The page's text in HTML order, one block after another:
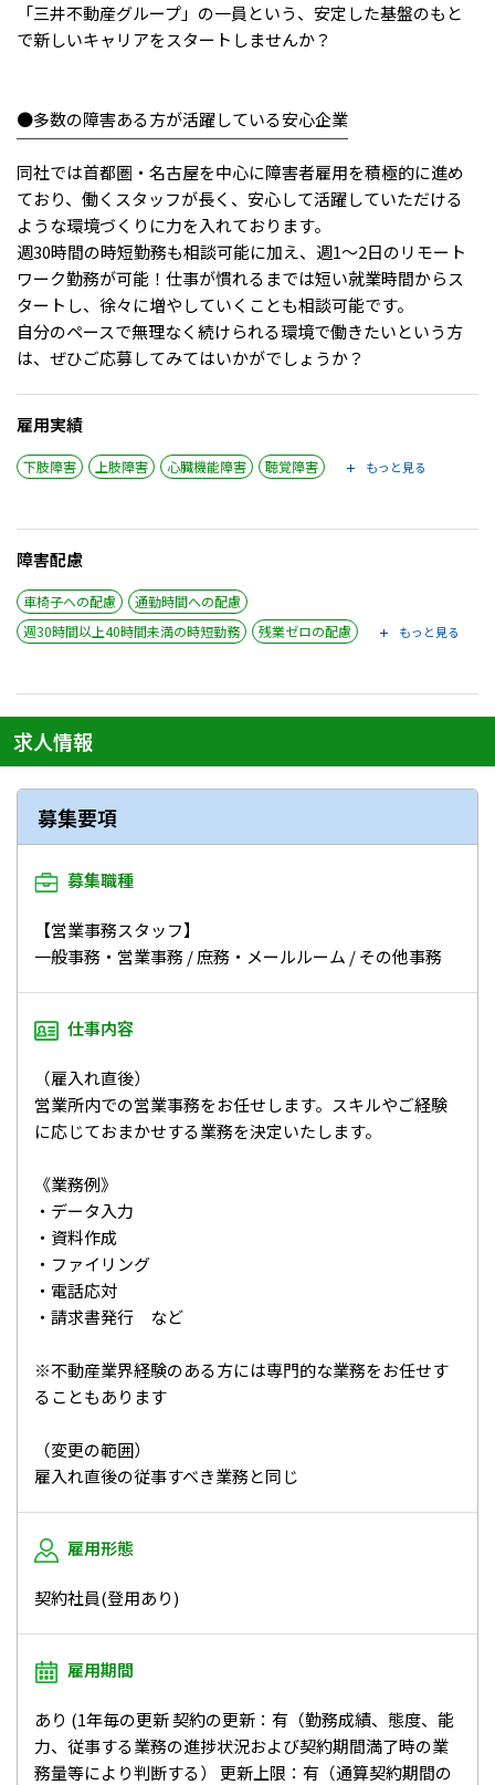
「三井不動産グループ」の一員という、安定した基盤のもと
で新しいキャリアをスタートしませんか？
●多数の障害ある方が活躍している安心企業
￣￣￣￣￣￣￣￣￣￣￣￣￣￣￣￣￣￣￣￣
同社では首都圏・名古屋を中心に障害者雇用を積極的に進め
ており、働くスタッフが長く、安心して活躍していただける
ような環境づくりに力を入れております。
週30時間の時短勤務も相談可能に加え、週1～2日のリモート
ワーク勤務が可能！仕事が慣れるまでは短い就業時間からス
タートし、徐々に増やしていくことも相談可能です。
自分のペースで無理なく続けられる環境で働きたいという方
は、ぜひご応募してみてはいかがでしょうか？
雇用実績
下肢障害 上肢障害 心臓機能障害 聴覚障害 もっと見る
障害配慮
車椅子への配慮
通勤時間への配慮
週30時間以上40時間未満の時短勤務
残業ゼロの配慮 もっと見る
求人情報
募集要項
募集職種
【営業事務スタッフ】
一般事務・営業事務 / 庶務・メールルーム / その他事務
仕事内容
（雇入れ直後）
営業所内での営業事務をお任せします。スキルやご経験
に応じておまかせする業務を決定いたします。
《業務例》
・データ入力
・資料作成
・ファイリング
・電話応対
・請求書発行 など
※不動産業界経験のある方には専門的な業務をお任せす
ることもあります
（変更の範囲）
雇入れ直後の従事すべき業務と同じ
雇用形態
契約社員(登用あり)
雇用期間
あり (1年毎の更新 契約の更新：有（勤務成績、態度、能
力、従事する業務の進捗状況および契約期間満了時の業
務量等により判断する） 更新上限：有（通算契約期間の